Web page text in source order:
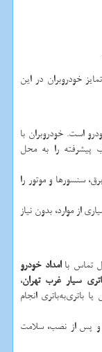
خودروبران در این
است. خودروبران با
پیشرفته را به محل
سنسورها و موتور را
از موارد، بدون نیاز
تماس باامداد خودرو
سیار غرب تهران،
باتری‌به‌باتری انجام
و پس از نصب، سلامت